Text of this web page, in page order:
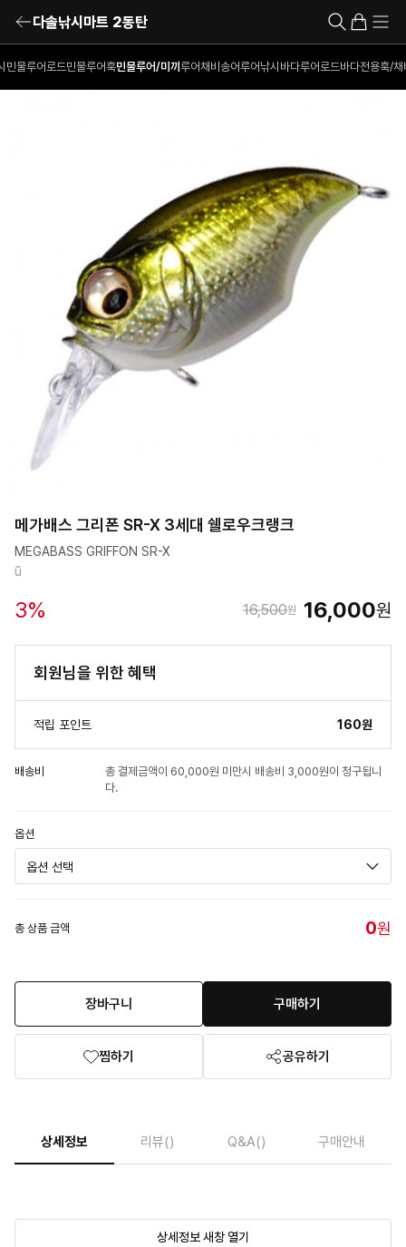
다솔낚시마트 2동탄
민물루어로드민물루어훅민물루어/미끼 루어채비 송어루어낚시 바다루어로드바다전용훅/채
메가배스 그리폰 SR-X 3세대 쉘로우크랭크
MEGABASS GRIFFON SR-X
ũ
3% 16,500원 16,000원
회원님을 위한 혜택
적립 포인트 160원
배송비
총 결제금액이 60,000원 미만시 배송비 3,000원이 청구됩니
다.
옵션
총 상품 금액 0원
장바구니 구매하기
찜하기 공유하기
상세정보 리뷰() Q&A() 구매안내
상세정보 새창 열기